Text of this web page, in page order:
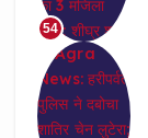
54